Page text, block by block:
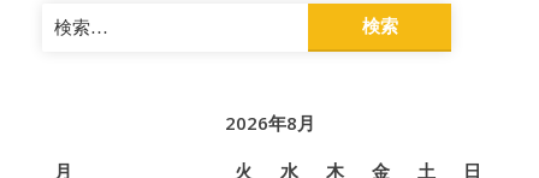
検
索:
2026年8月
月
火 水 木 金 土
日